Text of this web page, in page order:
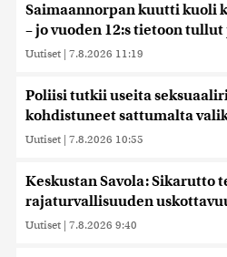
Saimaannorpan kuutti kuoli
– jo vuoden 12:s tietoon
Uutiset | 7.8.2026 11:19
Poliisi tutkii useita
kohdistuneet sattumalta
Uutiset | 7.8.2026 10:55
Keskustan Savola: Sikarutto
rajaturvallisuuden
Uutiset | 7.8.2026 9:40